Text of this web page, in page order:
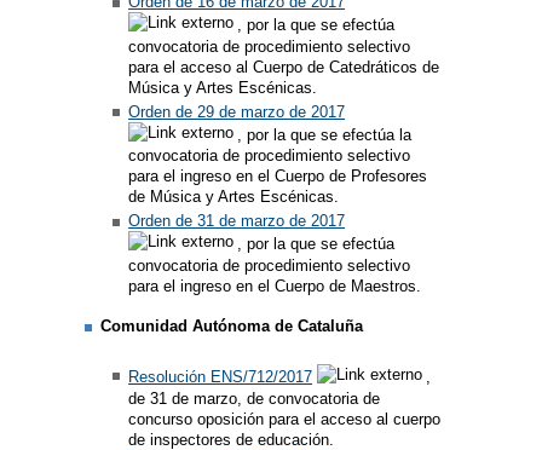
, por la que se efectúa
convocatoria de procedimiento selectivo
para el acceso al Cuerpo de Catedráticos de
Música y Artes Escénicas.
Orden de 29 de marzo de 2017
, por la que se efectúa la
convocatoria de procedimiento selectivo
para el ingreso en el Cuerpo de Profesores
de Música y Artes Escénicas.
Orden de 31 de marzo de 2017
, por la que se efectúa
convocatoria de procedimiento selectivo
para el ingreso en el Cuerpo de Maestros.
Comunidad Autónoma de Cataluña
Resolución ENS/712/2017
,
de 31 de marzo, de convocatoria de
concurso oposición para el acceso al cuerpo
de inspectores de educación.